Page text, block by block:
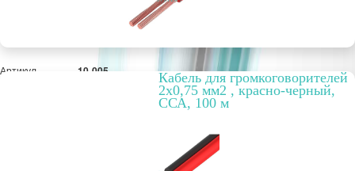
Артикул 10-005
Кабель для громкоговорителей
2х0,75 мм2 , красно-черный,
ССА, 100 м